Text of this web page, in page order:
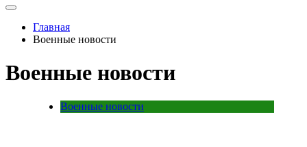
Главная
Военные новости
Военные новости
Военные новости